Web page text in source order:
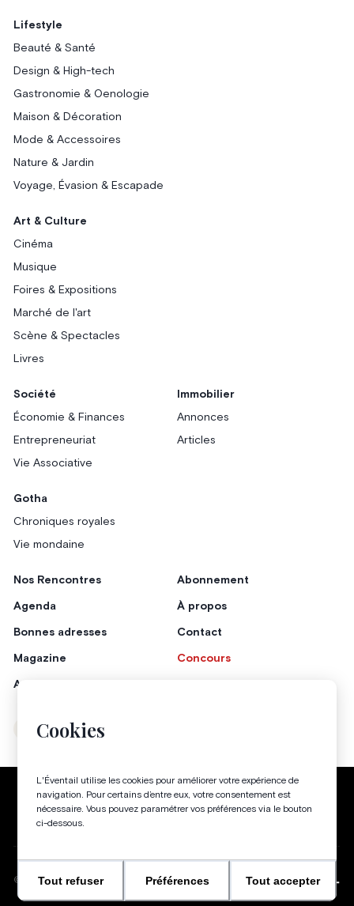
Cookies
L'Éventail utilise les cookies pour améliorer votre expérience de
navigation. Pour certains d’entre eux, votre consentement est
nécessaire. Vous pouvez paramétrer vos préférences via le bouton
ci-dessous.
Tout refuser Préférences Tout accepter
Lifestyle
Beauté & Santé
Design & High-tech
Gastronomie & Oenologie
Maison & Décoration
Mode & Accessoires
Nature & Jardin
Voyage, Évasion & Escapade
Art & Culture
Cinéma
Musique
Foires & Expositions
Marché de l'art
Scène & Spectacles
Livres
Société
Économie & Finances
Entrepreneuriat
Vie Associative
Immobilier
Annonces
Articles
Gotha
Chroniques royales
Vie mondaine
Nos Rencontres
Agenda
Bonnes adresses
Magazine
Annonceurs
Abonnement
À propos
Contact
Concours
Instagram
Politique de confidentialité Conditions générales
Gestion des cookies
© 2026-TOUS DROITS RÉSERVÉS WEBSITE BY